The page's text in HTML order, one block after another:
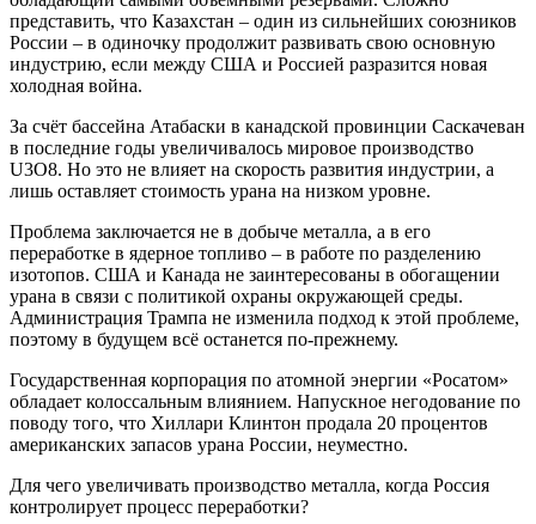
представить, что Казахстан – один из сильнейших союзников
России – в одиночку продолжит развивать свою основную
индустрию, если между США и Россией разразится новая
холодная война.
За счёт бассейна Атабаски в канадской провинции Саскачеван
в последние годы увеличивалось мировое производство
U3O8. Но это не влияет на скорость развития индустрии, а
лишь оставляет стоимость урана на низком уровне.
Проблема заключается не в добыче металла, а в его
переработке в ядерное топливо – в работе по разделению
изотопов. США и Канада не заинтересованы в обогащении
урана в связи с политикой охраны окружающей среды.
Администрация Трампа не изменила подход к этой проблеме,
поэтому в будущем всё останется по-прежнему.
Государственная корпорация по атомной энергии «Росатом»
обладает колоссальным влиянием. Напускное негодование по
поводу того, что Хиллари Клинтон продала 20 процентов
американских запасов урана России, неуместно.
Для чего увеличивать производство металла, когда Россия
контролирует процесс переработки?